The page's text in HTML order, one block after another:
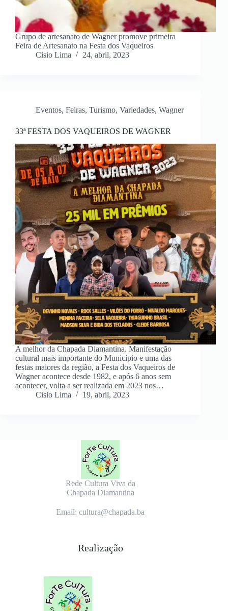
Grupo de artesanato de Wagner promove primeira
Feira de Artesanato na Festa dos Vaqueiros
Cisio Lima
24, abril, 2023
Eventos, Feiras, Turismo, Variedades, Wagner
33ª FESTA DOS VAQUEIROS DE WAGNER
A melhor da Chapada Diamantina. Manifestação
cultural mais importante do Município e uma das
festas maiores da região, a Festa dos Vaqueiros de
Wagner acontece desde 1982, e após 6 anos sem
acontecer, volta a ser realizada em 2023 nos…
Cisio Lima
19, abril, 2023
Rede Cultura Viva da
Chapada Diamantina
Email: cultura@chapada.ba
Realização